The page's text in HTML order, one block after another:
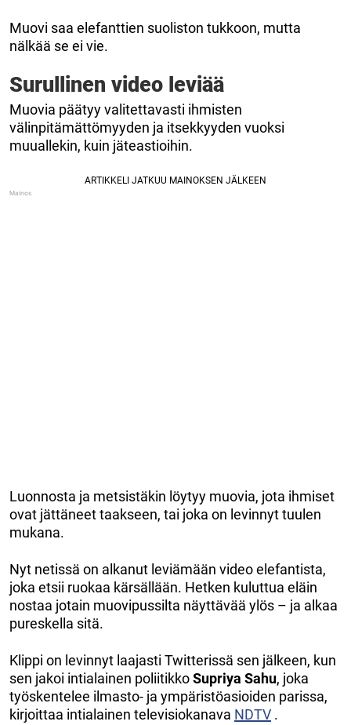
Muovi saa elefanttien suoliston tukkoon, mutta
nälkää se ei vie.
Surullinen video leviää
Muovia päätyy valitettavasti ihmisten
välinpitämättömyyden ja itsekkyyden vuoksi
muuallekin, kuin jäteastioihin.
Luonnosta ja metsistäkin löytyy muovia, jota ihmiset
ovat jättäneet taakseen, tai joka on levinnyt tuulen
mukana.
Nyt netissä on alkanut leviämään video elefantista,
joka etsii ruokaa kärsällään. Hetken kuluttua eläin
nostaa jotain muovipussilta näyttävää ylös – ja alkaa
pureskella sitä.
Klippi on levinnyt laajasti Twitterissä sen jälkeen, kun
sen jakoi intialainen poliitikkoSupriya Sahu, joka
työskentelee ilmasto- ja ympäristöasioiden parissa,
kirjoittaa intialainen televisiokanava NDTV .